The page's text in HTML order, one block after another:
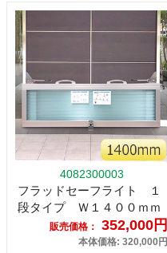
4082300003
フラッドセーフライト １
段タイプ Ｗ１４００ｍｍ
販売価格： 352,000円
本体価格: 320,000円